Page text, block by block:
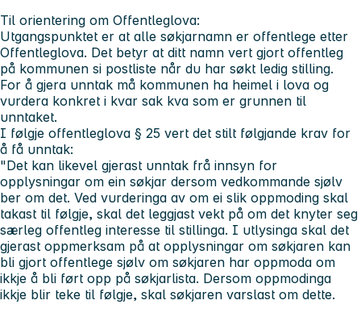
Til orientering om Offentleglova:
Utgangspunktet er at alle søkjarnamn er offentlege etter
Offentleglova. Det betyr at ditt namn vert gjort offentleg
på kommunen si postliste når du har søkt ledig stilling.
For å gjera unntak må kommunen ha heimel i lova og
vurdera konkret i kvar sak kva som er grunnen til
unntaket.
I følgje offentleglova § 25 vert det stilt følgjande krav for
å få unntak:
"Det kan likevel gjerast unntak frå innsyn for
opplysningar om ein søkjar dersom vedkommande sjølv
ber om det. Ved vurderinga av om ei slik oppmoding skal
takast til følgje, skal det leggjast vekt på om det knyter seg
særleg offentleg interesse til stillinga. I utlysinga skal det
gjerast oppmerksam på at opplysningar om søkjaren kan
bli gjort offentlege sjølv om søkjaren har oppmoda om
ikkje å bli ført opp på søkjarlista. Dersom oppmodinga
ikkje blir teke til følgje, skal søkjaren varslast om dette.